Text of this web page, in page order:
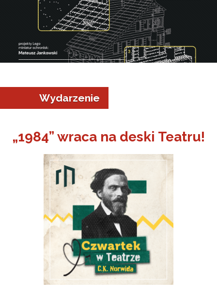
w Jeleniej Górze
Wydarzenie
„1984” wraca na deski Teatru!